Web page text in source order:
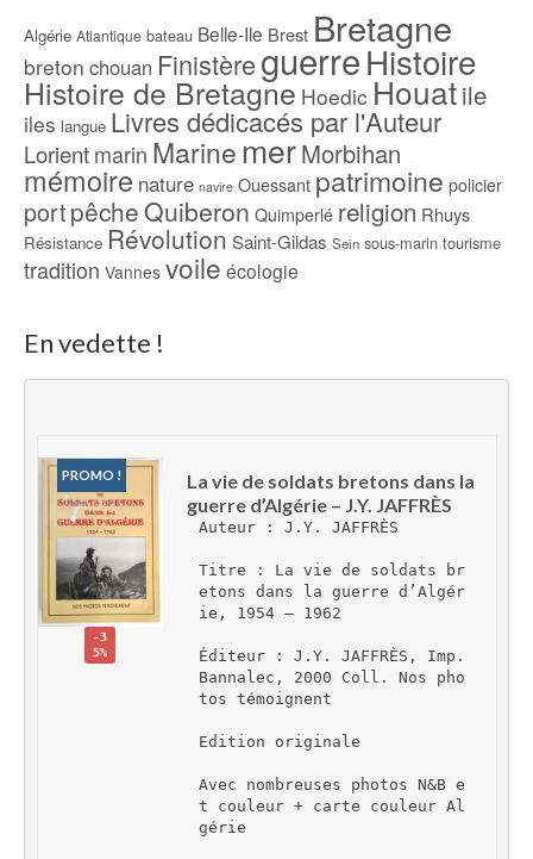
Algérie Atlantique bateau Belle-Ile Brest Bretagne
breton chouan FinistèreguerreHistoire
Histoire de Bretagne Hoedic Houatile
iles langue Livres dédicacés par l'Auteur
Lorientmarin Marine merMorbihan
mémoire nature navire Ouessant patrimoine policier
portpêcheQuiberon Quimperlé religion Rhuys
Résistance Révolution Saint-Gildas Sein sous-marin tourisme
tradition Vannes voile écologie
En vedette !
PROMO !
-3
5%
La vie de soldats bretons dans la
guerre d’Algérie – J.Y. JAFFRÈS
Auteur : J.Y. JAFFRÈS
Titre : La vie de soldats br
etons dans la guerre d’Algér
ie, 1954 – 1962
Éditeur : J.Y. JAFFRÈS, Imp.
Bannalec, 2000 Coll. Nos pho
tos témoignent
Edition originale
Avec nombreuses photos N&B e
t couleur + carte couleur Al
gérie